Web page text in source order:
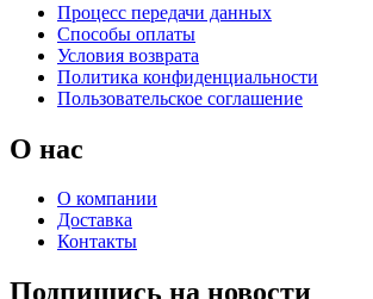
Процесс передачи данных
Способы оплаты
Условия возврата
Политика конфиденциальности
Пользовательское соглашение
О нас
О компании
Доставка
Контакты
Подпишись на новости